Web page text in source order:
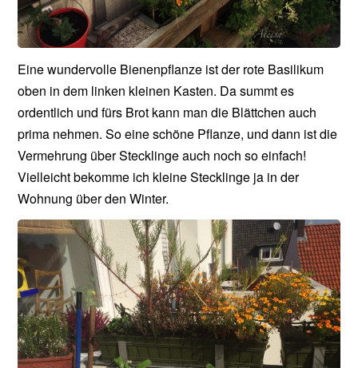
Eine wundervolle Bienenpflanze ist der rote Basilikum
oben in dem linken kleinen Kasten. Da summt es
ordentlich und fürs Brot kann man die Blättchen auch
prima nehmen. So eine schöne Pflanze, und dann ist die
Vermehrung über Stecklinge auch noch so einfach!
Vielleicht bekomme ich kleine Stecklinge ja in der
Wohnung über den Winter.